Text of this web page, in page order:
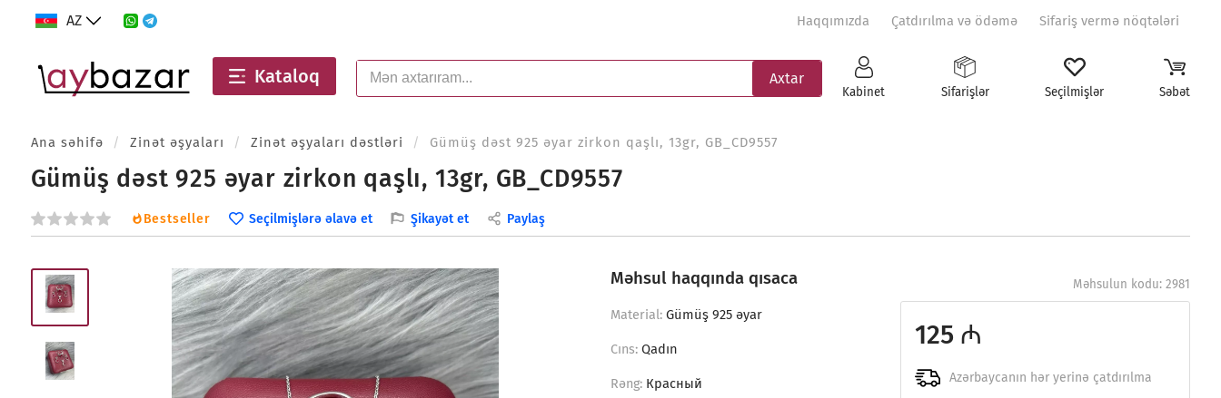
AZ Haqqımızda Çatdırılma və ödəmə Sifariş vermə nöqtələri
Kataloq Axtar
Kabinet Sifarişlər Seçilmişlər Səbət
Ana səhifə / Zinət əşyaları / Zinət əşyaları dəstləri / Gümüş dəst 925 əyar zirkon qaşlı, 13gr, GB_CD9557
Gümüş dəst 925 əyar zirkon qaşlı, 13gr, GB_CD9557
Bestseller Seçilmişlərə əlavə et Şikayət et Paylaş
Məhsul haqqında qısaca
Material: Gümüş 925 əyar
Cıns: Qadın
Rəng: Красный
Məhsulun kodu: 2981
125 ₼
Azərbaycanın hər yerinə çatdırılma